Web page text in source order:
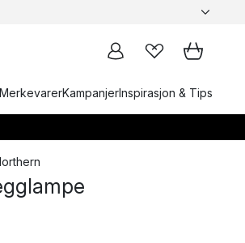
MerkevarerKampanjerInspirasjon & Tips